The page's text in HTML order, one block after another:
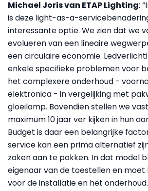
Michael Joris van ETAP Lighting:
is deze light-as-a-
interessante optie. We zien dat we
evolueren van een lineaire
een circulaire economie.
enkele specifieke problemen voor
het complexere onderhoud -
elektronica - in vergelijking met
gloeilamp. Bovendien stellen we
maximum 10 jaar ver kijken in hun
Budget is daar een belangrijke
service kan een prima alternatief
zaken aan te pakken. In dat model
eigenaar van de toestellen en moet
voor de installatie en het